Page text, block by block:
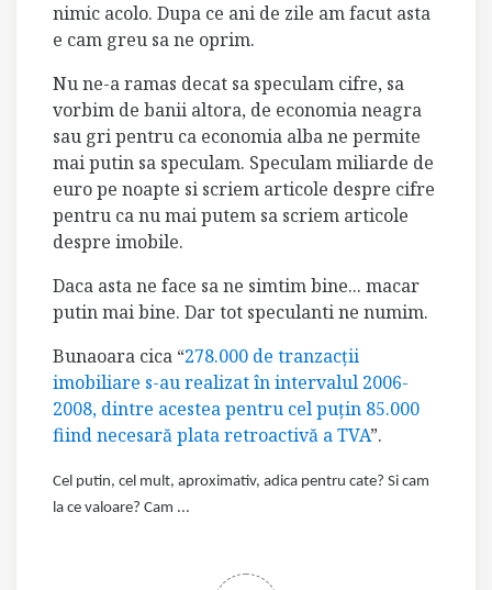
nimic acolo. Dupa ce ani de zile am facut asta
e cam greu sa ne oprim.
Nu ne-a ramas decat sa speculam cifre, sa
vorbim de banii altora, de economia neagra
sau gri pentru ca economia alba ne permite
mai putin sa speculam. Speculam miliarde de
euro pe noapte si scriem articole despre cifre
pentru ca nu mai putem sa scriem articole
despre imobile.
Daca asta ne face sa ne simtim bine... macar
putin mai bine. Dar tot speculanti ne numim.
Bunaoara cica “278.000 de tranzacţii
imobiliare s-au realizat în intervalul 2006-
2008, dintre acestea pentru cel puţin 85.000
fiind necesară plata retroactivă a TVA”.
Cel putin, cel mult, aproximativ, adica pentru cate? Si cam
la ce valoare? Cam ...